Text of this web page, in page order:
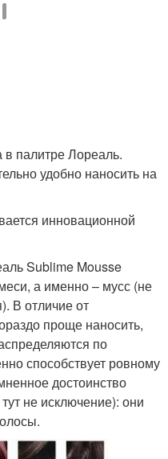
палитре Лореаль.
удобно наносить на
инновационной
Sublime Mousse
а именно – мусс (не
В отличие от
проще наносить,
по
способствует ровному
достоинство
не исключение): они